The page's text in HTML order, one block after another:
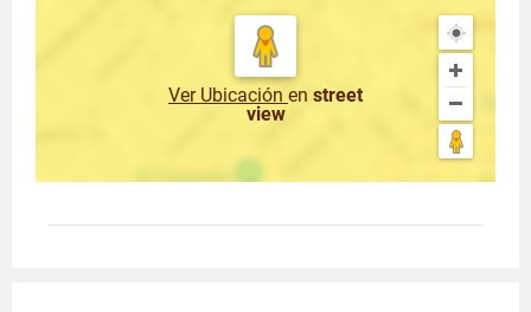
Ver Ubicación en street
view